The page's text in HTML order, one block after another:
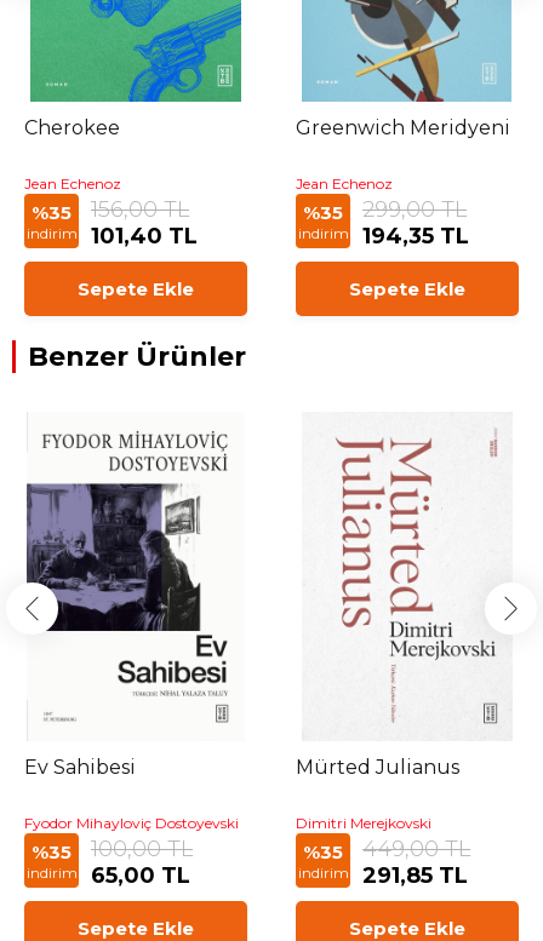
Cherokee
Jean Echenoz
%35
indirim
156,00 TL
101,40 TL
Sepete Ekle
Greenwich Meridyeni
Jean Echenoz
%35
indirim
299,00 TL
194,35 TL
Sepete Ekle
Benzer Ürünler
Ev Sahibesi
Fyodor Mihayloviç Dostoyevski
%35
indirim
100,00 TL
65,00 TL
Sepete Ekle
Mürted Julianus
Dimitri Merejkovski
%35
indirim
449,00 TL
291,85 TL
Sepete Ekle